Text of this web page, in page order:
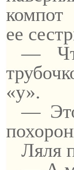
ее
—
«у».
— Это
Ляля